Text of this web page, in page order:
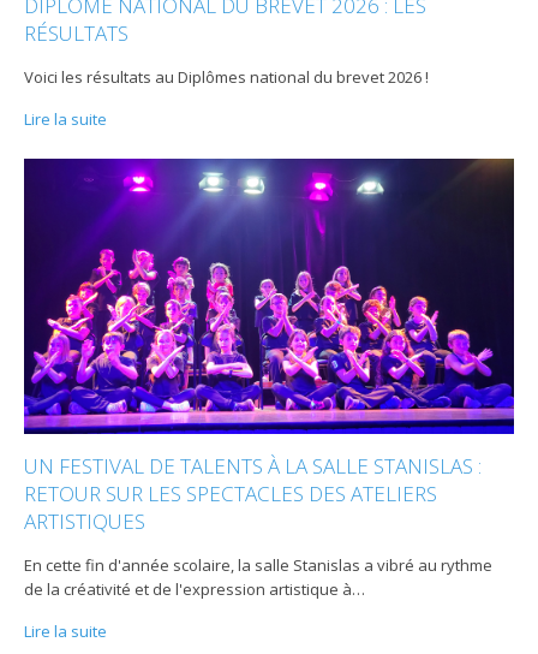
RÉSULTATS
Voici les résultats au Diplômes national du brevet 2026 !
Lire la suite
UN FESTIVAL DE TALENTS À LA SALLE STANISLAS :
RETOUR SUR LES SPECTACLES DES ATELIERS
ARTISTIQUES
En cette fin d'année scolaire, la salle Stanislas a vibré au rythme
de la créativité et de l'expression artistique à…
Lire la suite